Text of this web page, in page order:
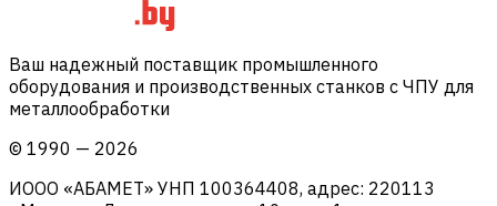
Ваш надежный поставщик промышленного
оборудования и производственных станков с ЧПУ для
металлообработки
© 1990 — 2026
ИООО «АБАМЕТ» УНП 100364408, адрес: 220113